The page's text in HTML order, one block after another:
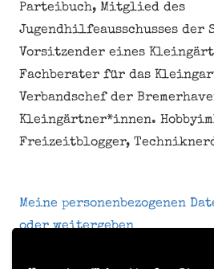
Parteibuch, Mitglied des
Jugendhilfeausschusses der
Vorsitzender eines
Fachberater für das
Verbandschef der
Kleingärtner*innen.
Freizeitblogger,
Meine personenbezogenen
oder weitergeben